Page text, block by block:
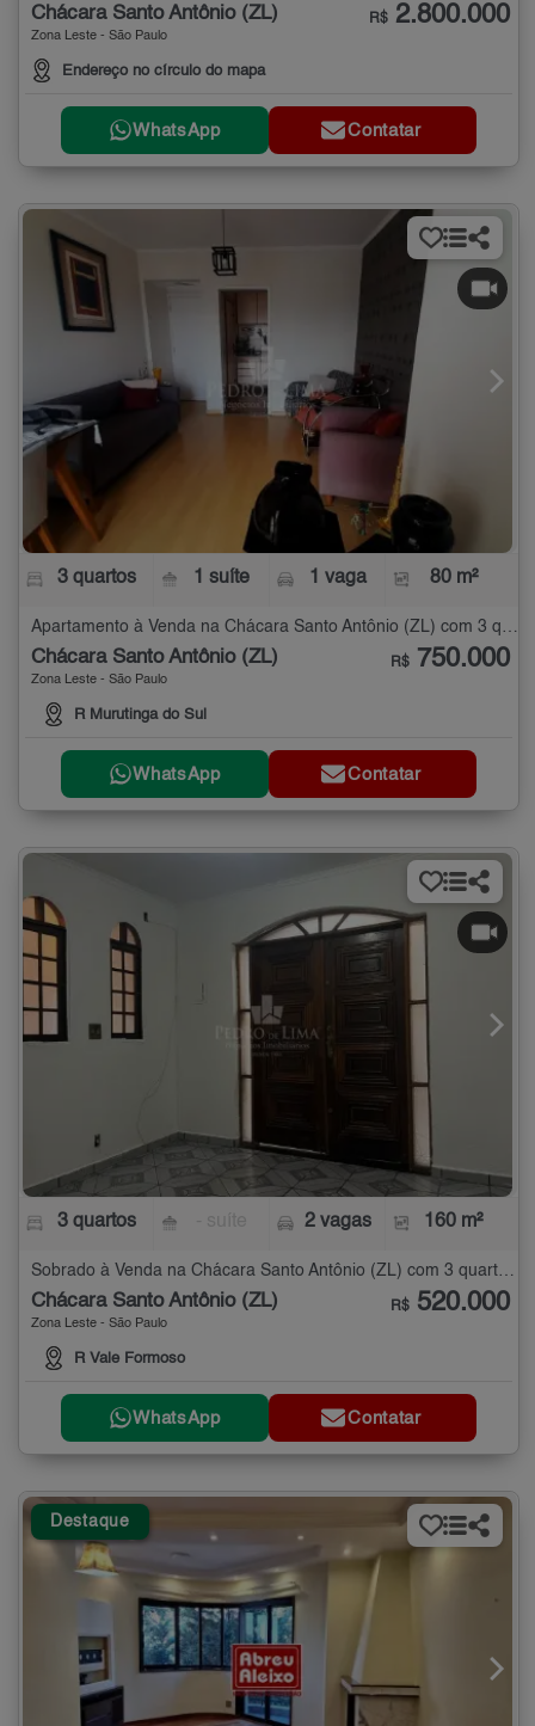
Chácara Santo Antônio (ZL)
Zona Leste - São Paulo
Endereço no círculo do mapa
R$ 2.800.000
WhatsApp Contatar
3 quartos 1 suíte 1 vaga 80 m²
Apartamento à Venda na Chácara Santo Antônio (ZL) com 3 quartos - 80 m²
Chácara Santo Antônio (ZL)
Zona Leste - São Paulo
R Murutinga do Sul
R$ 750.000
WhatsApp Contatar
3 quartos 2 vagas 160 m²
Sobrado à Venda na Chácara Santo Antônio (ZL) com 3 quartos - 160 m²
Chácara Santo Antônio (ZL)
Zona Leste - São Paulo
R Vale Formoso
R$ 520.000
WhatsApp Contatar
Destaque